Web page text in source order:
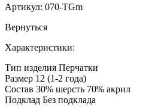
Артикул: 070-TGm
Вернуться
Характеристики:
Тип изделия Перчатки
Размер 12 (1-2 года)
Состав 30% шерсть 70% акрил
Подклад Без подклада